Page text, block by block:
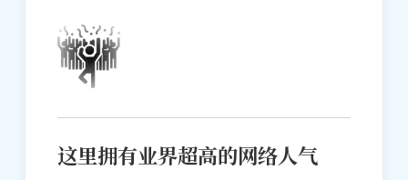
这里拥有业界超高的网络人气